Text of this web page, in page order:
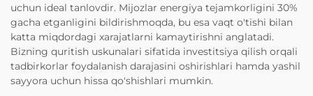
uchun ideal tanlovdir. Mijozlar energiya tejamkorligini 30%
gacha etganligini bildirishmoqda, bu esa vaqt o'tishi bilan
katta miqdordagi xarajatlarni kamaytirishni anglatadi.
Bizning quritish uskunalari sifatida investitsiya qilish orqali
tadbirkorlar foydalanish darajasini oshirishlari hamda yashil
sayyora uchun hissa qo'shishlari mumkin.